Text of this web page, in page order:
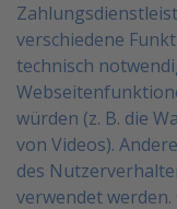
verschiedene
technisch
würden (z. B. die
von Videos).
des
verwendet werden.